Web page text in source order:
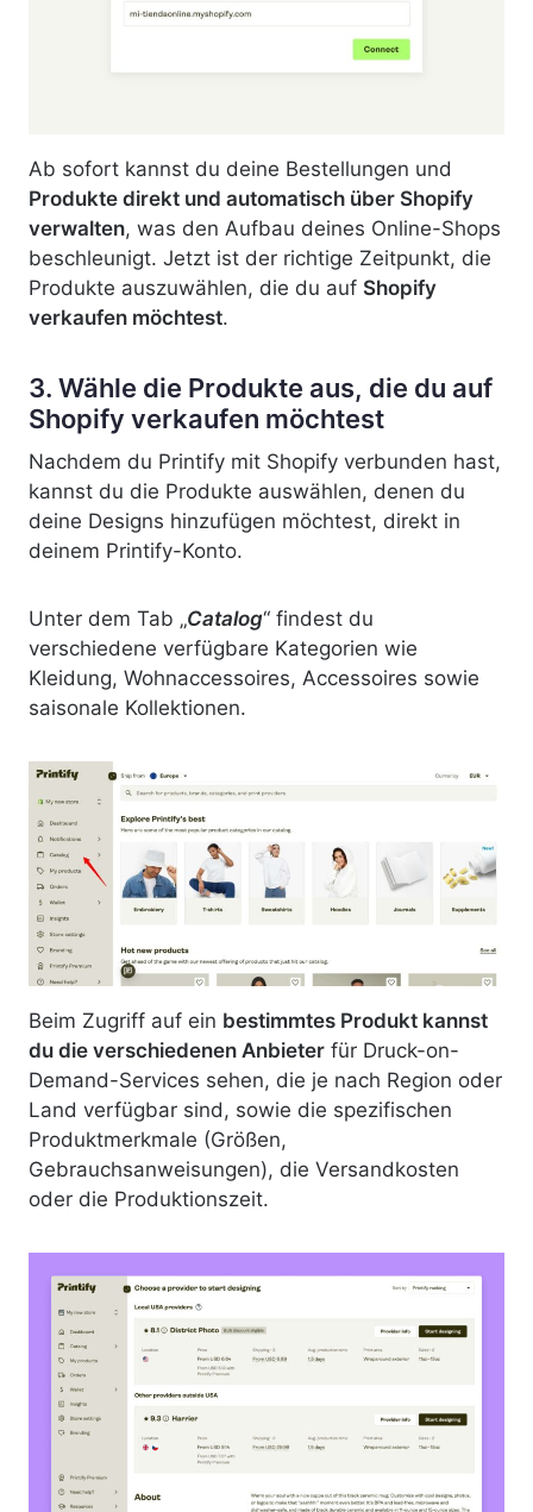
Ab sofort kannst du deine Bestellungen und
Produkte direkt und automatisch über Shopify
verwalten, was den Aufbau deines Online-Shops
beschleunigt. Jetzt ist der richtige Zeitpunkt, die
Produkte auszuwählen, die du auf Shopify
verkaufen möchtest.
3. Wähle die Produkte aus, die du auf
Shopify verkaufen möchtest
Nachdem du Printify mit Shopify verbunden hast,
kannst du die Produkte auswählen, denen du
deine Designs hinzufügen möchtest, direkt in
deinem Printify-Konto.
Unter dem Tab „Catalog“ findest du
verschiedene verfügbare Kategorien wie
Kleidung, Wohnaccessoires, Accessoires sowie
saisonale Kollektionen.
Beim Zugriff auf ein bestimmtes Produkt kannst
du die verschiedenen Anbieter für Druck-on-
Demand-Services sehen, die je nach Region oder
Land verfügbar sind, sowie die spezifischen
Produktmerkmale (Größen,
Gebrauchsanweisungen), die Versandkosten
oder die Produktionszeit.